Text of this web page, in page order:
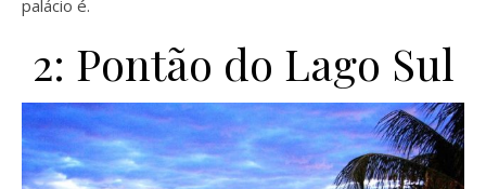
palácio é.
2: Pontão do Lago Sul